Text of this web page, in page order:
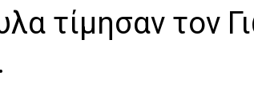
τίμησαν τον